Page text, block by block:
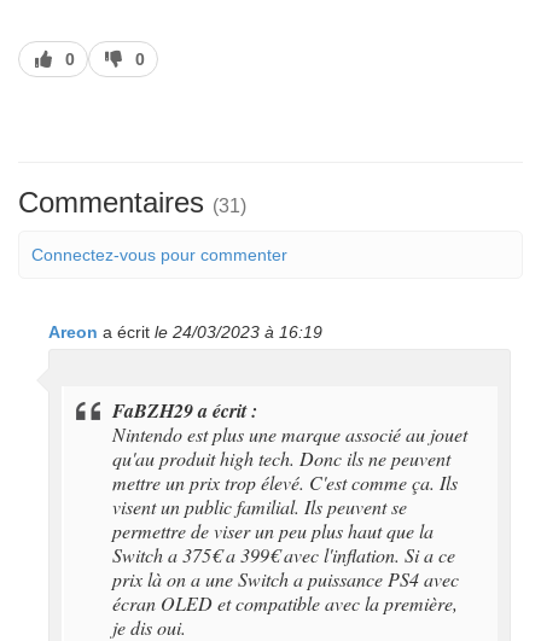
J’aime
0
J’aime
pas
0
Commentaires (31)
Connectez-vous pour commenter
Areon a écrit le 24/03/2023 à 16:19
FaBZH29 a écrit :
Nintendo est plus une marque associé au jouet
qu'au produit high tech. Donc ils ne peuvent
mettre un prix trop élevé. C'est comme ça. Ils
visent un public familial. Ils peuvent se
permettre de viser un peu plus haut que la
Switch a 375€ a 399€ avec l'inflation. Si a ce
prix là on a une Switch a puissance PS4 avec
écran OLED et compatible avec la première,
je dis oui.